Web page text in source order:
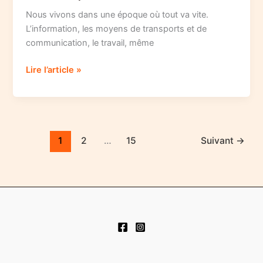
Nous vivons dans une époque où tout va vite.
L’information, les moyens de transports et de
communication, le travail, même
L’art
la
Lire l’article »
1 2 … 15 Suivant →